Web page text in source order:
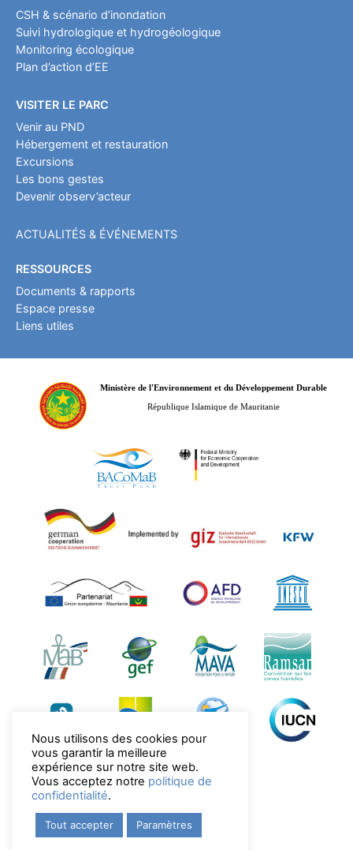
CSH & scénario d’inondation
Suivi hydrologique et hydrogéologique
Monitoring écologique
Plan d’action d’EE
VISITER LE PARC
Venir au PND
Hébergement et restauration
Excursions
Les bons gestes
Devenir observ’acteur
ACTUALITÉS & ÉVÉNEMENTS
RESSOURCES
Documents & rapports
Espace presse
Liens utiles
Ministère de l'Environnement et du Développement Durable
République Islamique de Mauritanie
Copyright © 2022 PND
Nous utilisons des cookies pour
vous garantir la meilleure
expérience sur notre site web.
Vous acceptez notre politique de
confidentialité.
Tout accepter Paramètres